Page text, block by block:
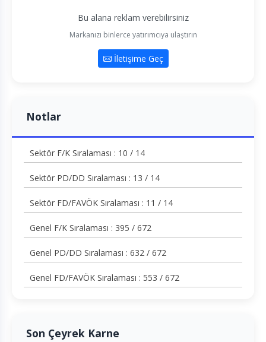
Bu alana reklam verebilirsiniz
Markanızı binlerce yatırımcıya ulaştırın
İletişime Geç
Notlar
Sektör F/K Sıralaması : 10 / 14
Sektör PD/DD Sıralaması : 13 / 14
Sektör FD/FAVÖK Sıralaması : 11 / 14
Genel F/K Sıralaması : 395 / 672
Genel PD/DD Sıralaması : 632 / 672
Genel FD/FAVÖK Sıralaması : 553 / 672
Son Çeyrek Karne